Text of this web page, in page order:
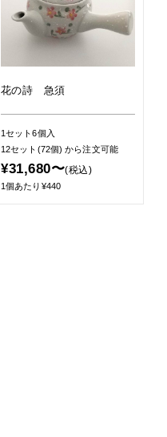
花の詩 急須
1セット6個入
12セット(72個)から注文可能
¥31,680〜(税込)
1個あたり¥440